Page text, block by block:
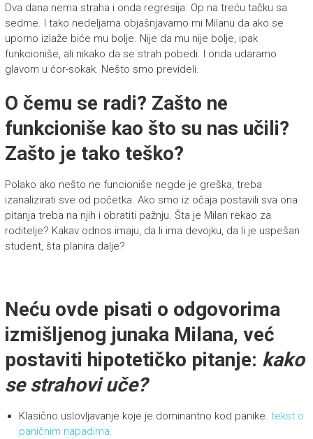
Dva dana nema straha i onda regresija. Op na treću tačku sa
sedme. I tako nedeljama objašnjavamo mi Milanu da ako se
uporno izlaže biće mu bolje. Nije da mu nije bolje, ipak
funkcioniše, ali nikako da se strah pobedi. I onda udaramo
glavom u ćor-sokak. Nešto smo prevideli.
O čemu se radi? Zašto ne
funkcioniše kao što su nas učili?
Zašto je tako teško?
Polako ako nešto ne funcioniše negde je greška, treba
izanalizirati sve od početka. Ako smo iz očaja postavili sva ona
pitanja treba na njih i obratiti pažnju. Šta je Milan rekao za
roditelje? Kakav odnos imaju, da li ima devojku, da li je uspešan
student, šta planira dalje?
Neću ovde pisati o odgovorima
izmišljenog junaka Milana, već
postaviti hipotetičko pitanje: kako
se strahovi uče?
Klasično uslovljavanje koje je dominantno kod panike. tekst o
paničnim napadima.